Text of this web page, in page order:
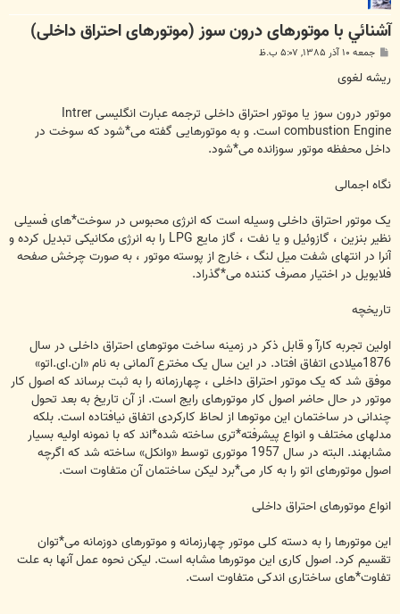
آشنائي با موتورهای درون سوز (موتورهای احتراق داخلی)
ت
جمعه ۱۰ آذر ۱۳۸۵, ۵:۰۷ ب.ظ
ریشه لغوی
موتور درون سوز یا موتور احتراق داخلی ترجمه عبارت انگلیسی Intrer
combustion Engine است. و به موتورهایی گفته می*شود که سوخت در
داخل محفظه موتور سوزانده می*شود.
نگاه اجمالی
یک موتور احتراق داخلی وسیله است که انرژی محبوس در سوخت*های فسیلی
نظیر بنزین ، گازوئیل و یا نفت ، گاز مایع LPG را به انرژی مکانیکی تبدیل کرده و
آنرا در انتهای شفت میل لنگ ، خارج از پوسته موتور ، به صورت چرخش صفحه
فلایویل در اختیار مصرف کننده می*گذراد.
تاریخچه
اولین تجربه کارآ و قابل ذکر در زمینه ساخت موتوهای احتراق داخلی در سال
1876میلادی اتفاق افتاد. در این سال یک مخترع آلمانی به نام «ان.ای.اتو»
موفق شد که یک موتور احتراق داخلی ، چهارزمانه را به ثبت برساند که اصول کار
موتور در حال حاضر اصول کار موتورهای رایج است. از آن تاریخ به بعد تحول
چندانی در ساختمان این موتوها از لحاظ کارکردی اتفاق نیافتاده است. بلکه
مدلهای مختلف و انواع پیشرفته*تری ساخته شده*اند که با نمونه اولیه بسیار
مشابهند. البته در سال 1957 موتوری توسط «وانکل» ساخته شد که اگرچه
اصول موتورهای اتو را به کار می*برد لیکن ساختمان آن متفاوت است.
انواع موتورهای احتراق داخلی
این موتورها را به دسته کلی موتور چهارزمانه و موتورهای دوزمانه می*توان
تقسیم کرد. اصول کاری این موتورها مشابه است. لیکن نحوه عمل آنها به علت
تفاوت*های ساختاری اندکی متفاوت است.